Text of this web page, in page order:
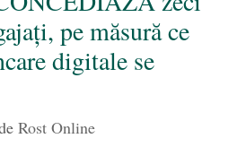
pe măsură ce
digitale se
Rost Online